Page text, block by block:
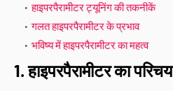
हाइपरपैरामीटर ट्यूनिंग की तकनीकें
गलत हाइपरपैरामीटर के प्रभाव
भविष्य में हाइपरपैरामीटर का महत्व
1. हाइपरपैरामीटर का परिचय